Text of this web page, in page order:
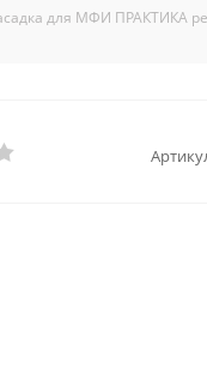
для МФИ ПРАКТИКА